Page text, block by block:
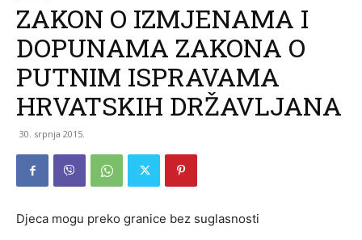
ZAKON O IZMJENAMA I
DOPUNAMA ZAKONA O
PUTNIM ISPRAVAMA
HRVATSKIH DRŽAVLJANA
30. srpnja 2015.
Djeca mogu preko granice bez suglasnosti